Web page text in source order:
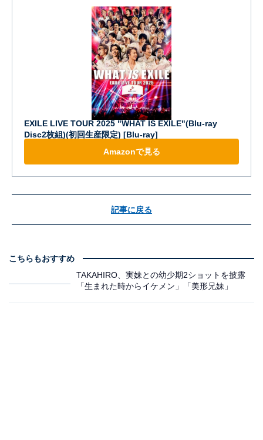
EXILE LIVE TOUR 2025 "WHAT IS EXILE"(Blu-ray
Disc2枚組)(初回生産限定) [Blu-ray]
Amazonで見る
記事に戻る
こちらもおすすめ
TAKAHIRO、実妹との幼少期2ショットを披露
「生まれた時からイケメン」「美形兄妹」